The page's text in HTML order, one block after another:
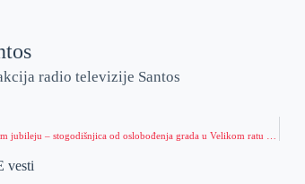
radio televizije Santos
vesti